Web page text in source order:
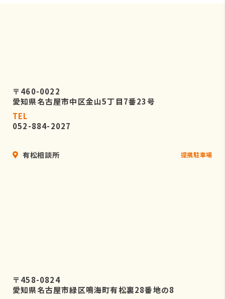
〒460-0022
愛知県名古屋市中区金山5丁目7番23号
TEL
052-884-2027
有松相談所 提携駐車場
〒458-0824
愛知県名古屋市緑区鳴海町有松裏28番地の8